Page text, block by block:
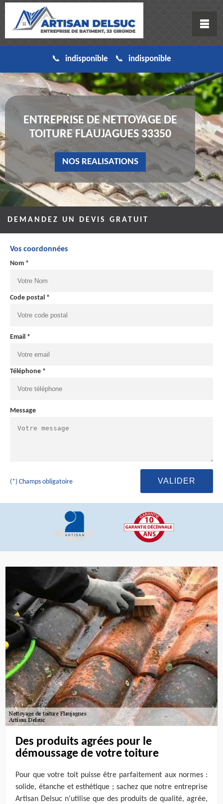
indisponible indisponible
ENTREPRISE DE NETTOYAGE DE
TOITURE FLAUJAGUES 33350
NOS REALISATIONS
DEMANDEZ UN DEVIS GRATUIT
Vos coordonnées
Nom *
Code postal *
Email *
Téléphone *
Message
(*) Champs obligatoire
Des produits agrées pour le
démoussage de votre toiture
Pour que votre toit puisse être parfaitement aux normes :
solide, étanche et esthétique ; sachez que notre entreprise
Artisan Delsuc n’utilise que des produits de qualité, agrée,